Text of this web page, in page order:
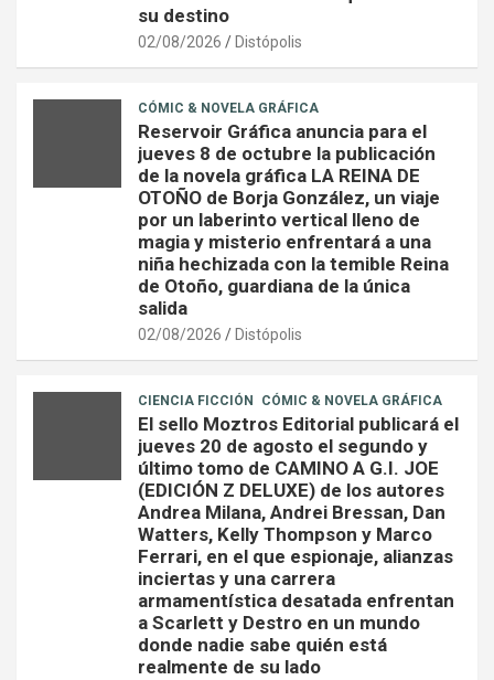
su destino
02/08/2026 Distópolis
CÓMIC & NOVELA GRÁFICA
Reservoir Gráfica anuncia para el
jueves 8 de octubre la publicación
de la novela gráfica LA REINA DE
OTOÑO de Borja González, un viaje
por un laberinto vertical lleno de
magia y misterio enfrentará a una
niña hechizada con la temible Reina
de Otoño, guardiana de la única
salida
02/08/2026 Distópolis
CIENCIA FICCIÓN CÓMIC & NOVELA GRÁFICA
El sello Moztros Editorial publicará el
jueves 20 de agosto el segundo y
último tomo de CAMINO A G.I. JOE
(EDICIÓN Z DELUXE) de los autores
Andrea Milana, Andrei Bressan, Dan
Watters, Kelly Thompson y Marco
Ferrari, en el que espionaje, alianzas
inciertas y una carrera
armamentística desatada enfrentan
a Scarlett y Destro en un mundo
donde nadie sabe quién está
realmente de su lado